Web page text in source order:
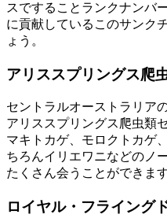
スですることランクナンバ
に貢献しているこのサンク
ょう。
アリススプリングス爬
セントラルオーストラリア
アリススプリングス爬虫類
マキトカゲ、モロクトカゲ
ちろんイリエワニなどのノ
たくさん会うことができます
ロイヤル・フライング